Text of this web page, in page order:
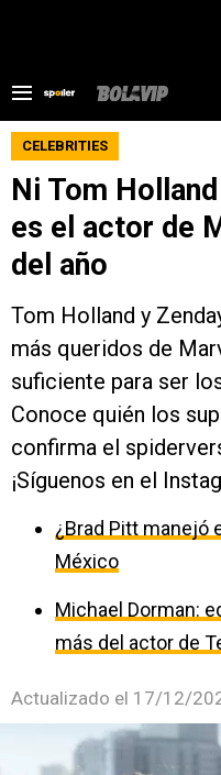
CELEBRITIES
Ni Tom
es el actor de
del año
Tom Holland y
más queridos de
suficiente para ser
Conoce quién los
confirma el
¡Síguenos en el
¿Brad Pitt manejó
México
Michael Dorman:
más del actor de
Actualizado el 17/12/